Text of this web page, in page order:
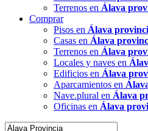
Terrenos en Álava
Comprar
Pisos en Álava
Casas en Álava
Terrenos en Álava
Locales y naves en
Edificios en Álava
Aparcamientos en
Nave.plural en Álava
Oficinas en Álava